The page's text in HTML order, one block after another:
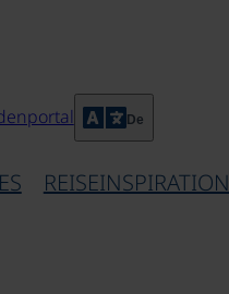
De
REISEINSPIRATION